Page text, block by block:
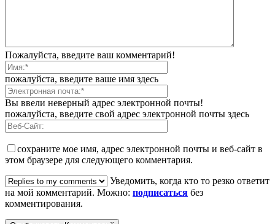
Пожалуйста, введите ваш комментарий!
пожалуйста, введите ваше имя здесь
Вы ввели неверный адрес электронной почты!
пожалуйста, введите свой адрес электронной почты здесь
сохраните мое имя, адрес электронной почты и веб-сайт в
этом браузере для следующего комментария.
Уведомить, когда кто то резко ответит
на мой комментарий. Можно: подписаться без
комментирования.